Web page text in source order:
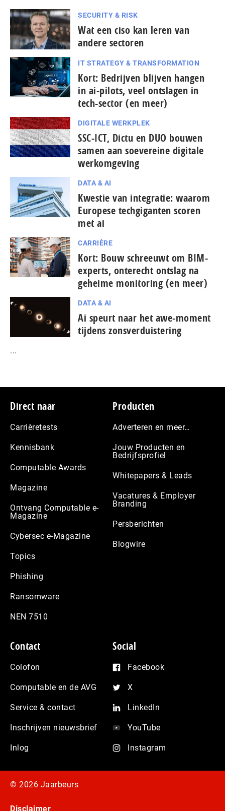
SECURITY & RISK
Wat een ciso kan leren van
andere sectoren
IT STRATEGY & TRANSFORMATION
Kort: Bedrijven blijven hangen
in ai-pilots, veel ontslagen in
tech-sector (en meer)
DIGITALE WERKPLEK
SSC-ICT, Dictu en DUO bouwen
samen aan soevereine digitale
werkomgeving
DATA & AI
Kwestie van integratie: waarom
Europese tech­gi­gan­ten scoren
met ai
CARRIÈRE
Kort: Bouw schreeuwt om BIM-
experts, onterecht ontslag na
geheime monitoring (en meer)
DATA & AI
Ai speurt naar het awe-moment
tijdens zonsverduistering
...
Footer
Direct naar
Carrièretests
Kennisbank
Computable Awards
Magazine
Ontvang Computable e-
Magazine
Cybersec e-Magazine
Topics
Phishing
Ransomware
NEN 7510
Producten
Adverteren en meer…
Jouw Producten en
Bedrijfsprofiel
Whitepapers & Leads
Vacatures & Employer
Branding
Persberichten
Blogwire
Contact
Colofon
Computable en de AVG
Service & contact
Inschrijven nieuwsbrief
Inlog
Social
Facebook
X
LinkedIn
YouTube
Instagram
© 2026 Jaarbeurs
Disclaimer